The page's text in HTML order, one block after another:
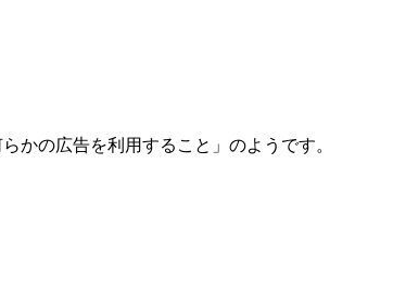
かの広告を利用すること」のようです。